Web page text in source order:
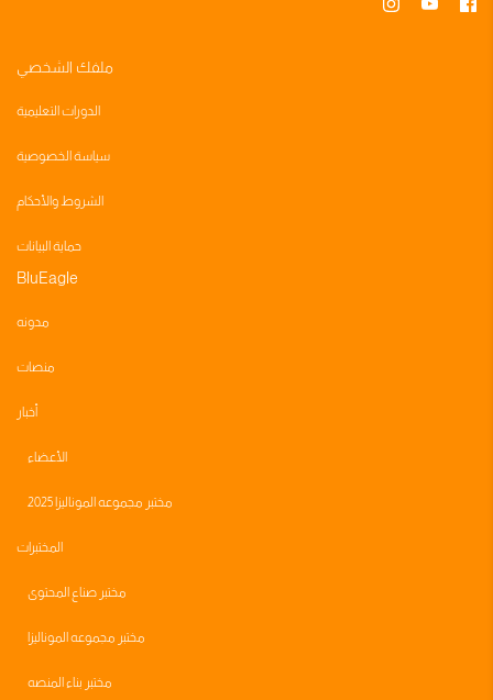
ملفك الشخصي
الدورات التعليمية
سياسة الخصوصية
الشروط والأحكام
حماية البيانات
BluEagle
مدونه
منصات
أخبار
الأعضاء
مختبر مجموعه الموناليزا 2025
المختبرات
مختبر صناع المحتوى
مختبر مجموعه الموناليزا
مختبر بناء المنصه